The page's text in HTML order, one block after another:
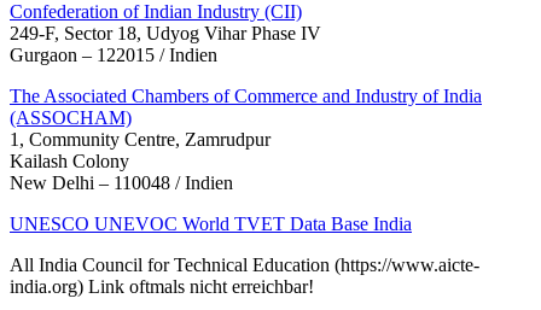
Confederation of Indian Industry (CII)
249-F, Sector 18, Udyog Vihar Phase IV
Gurgaon – 122015 / Indien
The Associated Chambers of Commerce and Industry of India
(ASSOCHAM)
1, Community Centre, Zamrudpur
Kailash Colony
New Delhi – 110048 / Indien
UNESCO UNEVOC World TVET Data Base India
All India Council for Technical Education (https://www.aicte-
india.org) Link oftmals nicht erreichbar!